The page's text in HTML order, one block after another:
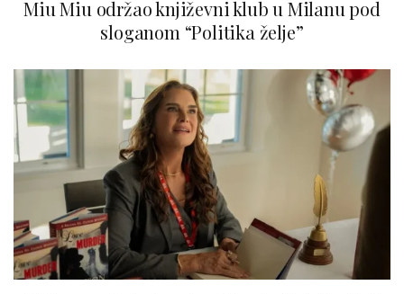
Miu Miu održao književni klub u Milanu pod
sloganom “Politika želje”